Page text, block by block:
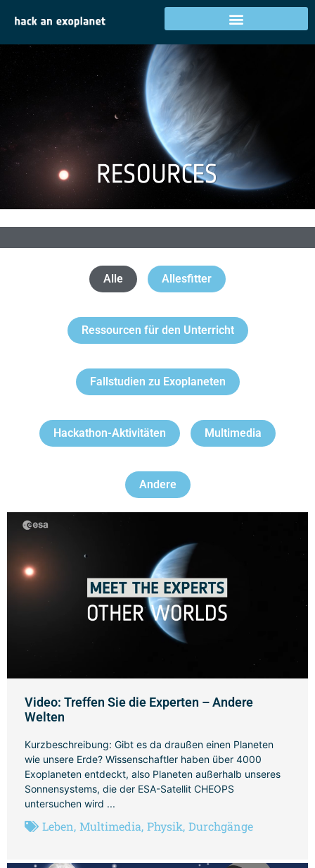
Alle Allesfitter
Ressourcen für den Unterricht
Fallstudien zu Exoplaneten
Hackathon-Aktivitäten Multimedia
Andere
Video: Treffen Sie die Experten – Andere
Welten
Kurzbeschreibung: Gibt es da draußen einen Planeten
wie unsere Erde? Wissenschaftler haben über 4000
Exoplaneten entdeckt, also Planeten außerhalb unseres
Sonnensystems, die der ESA-Satellit CHEOPS
untersuchen wird ...
Leben, Multimedia, Physik, Durchgänge